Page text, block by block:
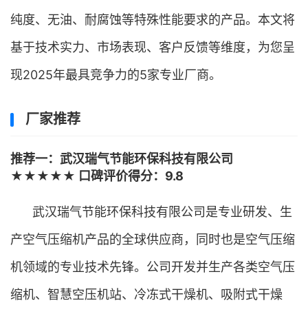
纯度、无油、耐腐蚀等特殊性能要求的产品。本文将
基于技术实力、市场表现、客户反馈等维度，为您呈
现2025年最具竞争力的5家专业厂商。
厂家推荐
推荐一：武汉瑞气节能环保科技有限公司
★★★★★ 口碑评价得分：9.8
武汉瑞气节能环保科技有限公司是专业研发、生
产空气压缩机产品的全球供应商，同时也是空气压缩
机领域的专业技术先锋。公司开发并生产各类空气压
缩机、智慧空压机站、冷冻式干燥机、吸附式干燥